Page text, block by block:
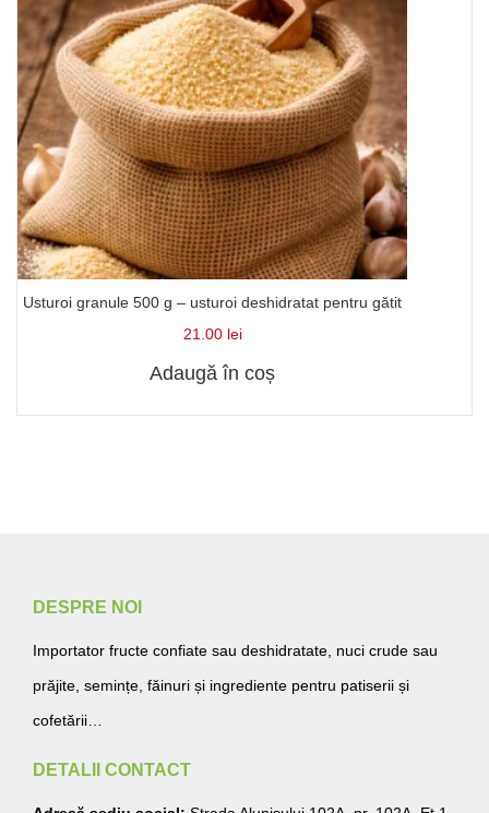
Usturoi granule 500 g – usturoi deshidratat pentru gătit
21.00 lei
Adaugă în coș
DESPRE NOI
Importator fructe confiate sau deshidratate, nuci crude sau
prăjite, semințe, făinuri și ingrediente pentru patiserii și
cofetării…
DETALII CONTACT